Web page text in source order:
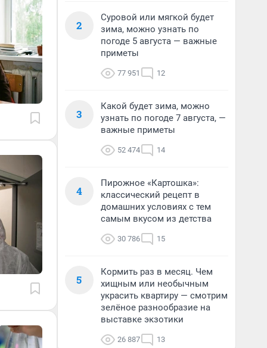
2
Суровой или мягкой будет
зима, можно узнать по
погоде 5 августа — важные
приметы
77 951 12
3
Какой будет зима, можно
узнать по погоде 7 августа, —
важные приметы
52 474 14
4
Пирожное «Картошка»:
классический рецепт в
домашних условиях с тем
самым вкусом из детства
30 786 15
5
Кормить раз в месяц. Чем
хищным или необычным
украсить квартиру — смотрим
зелёное разнообразие на
выставке экзотики
26 887 13